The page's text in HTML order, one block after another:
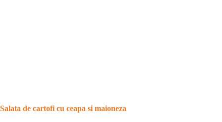
Salata de cartofi cu ceapa si maioneza